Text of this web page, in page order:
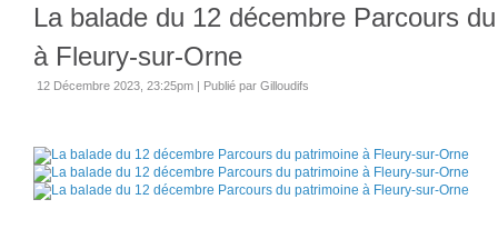
La balade du 12 décembre Parcours
à Fleury-sur-Orne
12 Décembre 2023, 23:25pm | Publié par Gilloudifs